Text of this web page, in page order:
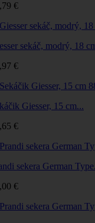
€
sekáč, modrý, 18
€
Giesser, 15 cm...
€
sekera German
€